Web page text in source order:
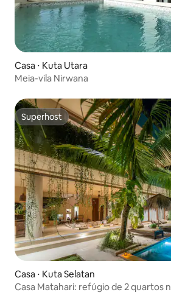
Casa ⋅ Kuta Utara
Meia-vila Nirwana
Superhost
Superhost
Casa ⋅ Kuta Selatan
Casa Matahari: refúgio de 2 quartos